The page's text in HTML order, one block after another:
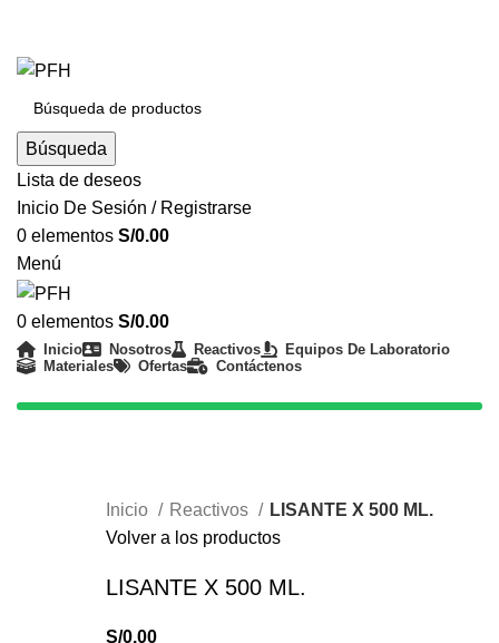
Búsqueda
Lista de deseos
Inicio De Sesión / Registrarse
0 elementos S/0.00
Menú
0 elementos S/0.00
Inicio Nosotros Reactivos
Equipos De Laboratorio
Materiales
Ofertas Contáctenos
Inicio
Reactivos
LISANTE X 500 ML.
Volver a los productos
LISANTE X 500 ML.
S/0.00